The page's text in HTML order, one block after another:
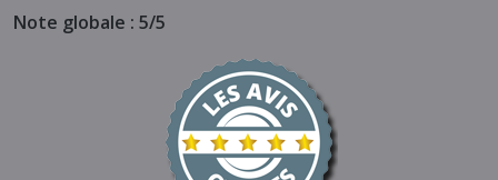
Note globale : 5/5